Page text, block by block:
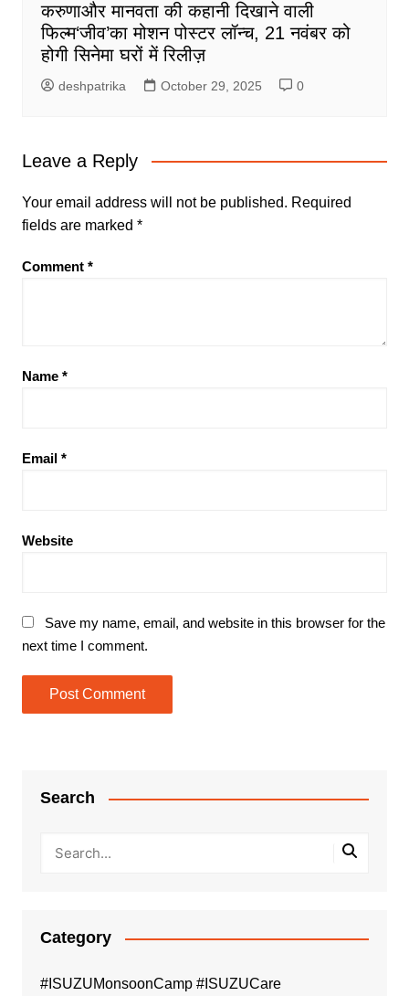
करुणाऔर मानवता की कहानी दिखाने वाली
फिल्म‘जीव’का मोशन पोस्टर लॉन्च, 21 नवंबर को
होगी सिनेमा घरों में रिलीज़
deshpatrika October 29, 2025 0
Leave a Reply
Your email address will not be published. Required
fields are marked *
Comment *
Name *
Email *
Website
Save my name, email, and website in this browser for the
next time I comment.
Search
Category
#ISUZUMonsoonCamp #ISUZUCare